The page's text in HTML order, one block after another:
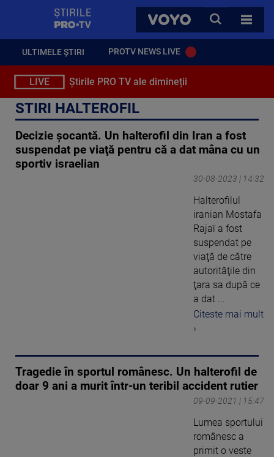
VOYO
CAUTA
TOATE
ULTIMELE ȘTIRI PROTV NEWS LIVE
LIVE Știrile PRO TV ale dimineții
STIRI HALTEROFIL
Decizie șocantă. Un halterofil din Iran a fost
suspendat pe viaţă pentru că a dat mâna cu un
sportiv israelian
30-08-2023 | 14:32
Halterofilul
iranian Mostafa
Rajaï a fost
suspendat pe
viaţă de către
autorităţile din
ţara sa după ce
a dat ...
Citeste mai mult
›
Tragedie în sportul românesc. Un halterofil de
doar 9 ani a murit într-un teribil accident rutier
09-09-2021 | 15:47
Lumea sportului
românesc a
primit o veste